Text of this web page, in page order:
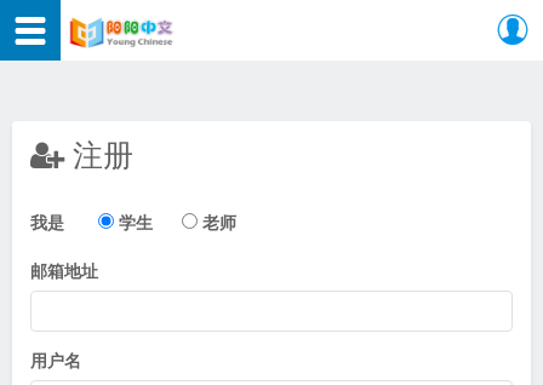
注册
我是 学生 老师
邮箱地址
用户名